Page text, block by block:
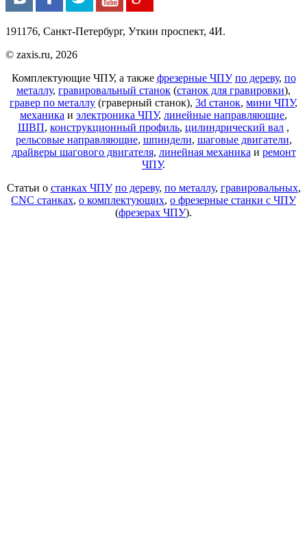
191176, Санкт-Петербург, Уткин проспект, 4И.
© zaxis.ru, 2026
Комплектующие ЧПУ, а также фрезерные ЧПУ по дереву, по
металлу, гравировальный станок (станок для гравировки),
гравер по металлу (граверный станок), 3d станок, мини ЧПУ,
механика и электроника ЧПУ, линейные направляющие,
ШВП, конструкционный профиль, цилиндрический вал ,
рельсовые направляющие, шпиндели, шаговые двигатели,
драйверы шагового двигателя, линейная механика и ремонт
ЧПУ.
Статьи о станках ЧПУ по дереву, по металлу, гравировальных,
CNC станках, о комплектующих, о фрезерные станки с ЧПУ
(фрезерах ЧПУ).